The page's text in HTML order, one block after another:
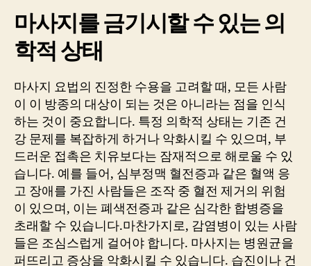
마사지를 금기시할 수 있는 의
학적 상태
마사지 요법의 진정한 수용을 고려할 때, 모든 사람
이 이 방종의 대상이 되는 것은 아니라는 점을 인식
하는 것이 중요합니다. 특정 의학적 상태는 기존 건
강 문제를 복잡하게 하거나 악화시킬 수 있으며, 부
드러운 접촉은 치유보다는 잠재적으로 해로울 수 있
습니다. 예를 들어, 심부정맥 혈전증과 같은 혈액 응
고 장애를 가진 사람들은 조작 중 혈전 제거의 위험
이 있으며, 이는 폐색전증과 같은 심각한 합병증을
초래할 수 있습니다.마찬가지로, 감염병이 있는 사람
들은 조심스럽게 걸어야 합니다. 마사지는 병원균을
퍼뜨리고 증상을 악화시킬 수 있습니다. 습진이나 건